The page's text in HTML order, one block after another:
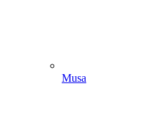
Musa